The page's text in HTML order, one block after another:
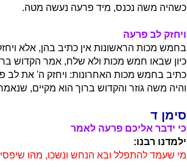
כשהיה משה נכנס, מיד פרעה נעשה מטה.
ויחזק לב פרעה
בחמש מכות הראשונות אין כתיב בהן, אלא
כיון שבאו חמש מכות ולא שלח, אמר הקדוש
כתיב בחמש מכות האחרונות: ויחזק ה' את לב
והיה משה גוזר והקדוש ברוך הוא מקיים,
סימן ד
כי ידבר אליכם פרעה לאמר
ילמדנו רבנו:
מי שעמד להתפלל ובא הנחש ונשכו, מהו